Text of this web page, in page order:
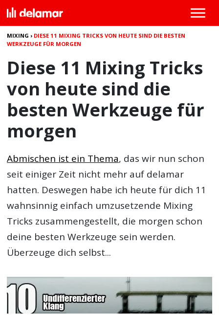
MIXING › DIESE 11 MIXING TRICKS VON HEUTE SIND DIE BESTEN
WERKZEUGE FÜR MORGEN
Diese 11 Mixing Tricks
von heute sind die
besten Werkzeuge für
morgen
Abmischen ist ein Thema, das wir nun schon
seit einiger Zeit nicht mehr auf delamar
hatten. Deswegen habe ich heute für dich 11
wahnsinnig einfach umzusetzende Mixing
Tricks zusammengestellt, die morgen schon
deine besten Werkzeuge sein werden.
Überzeuge dich selbst...